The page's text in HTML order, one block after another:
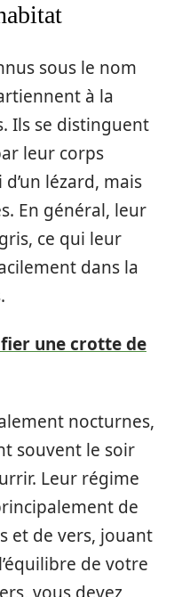
sous le nom
à la
Ils se distinguent
leur corps
lézard, mais
En général, leur
ce qui leur
dans la
une crotte de
nocturnes,
souvent le soir
Leur régime
de
et de vers, jouant
de votre
vous devez